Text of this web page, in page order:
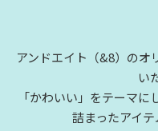
アンドエイト（&8）のオ
い
「かわいい」をテーマ
詰まったアイテ